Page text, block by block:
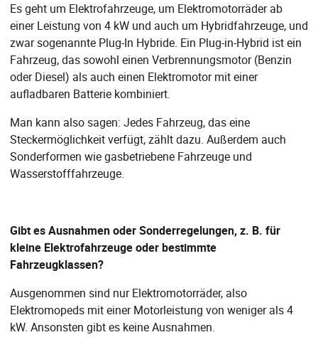
Es geht um Elektrofahrzeuge, um Elektromotorräder ab
einer Leistung von 4 kW und auch um Hybridfahrzeuge, und
zwar sogenannte Plug-In Hybride. Ein Plug-in-Hybrid ist ein
Fahrzeug, das sowohl einen Verbrennungsmotor (Benzin
oder Diesel) als auch einen Elektromotor mit einer
aufladbaren Batterie kombiniert.
Man kann also sagen: Jedes Fahrzeug, das eine
Steckermöglichkeit verfügt, zählt dazu. Außerdem auch
Sonderformen wie gasbetriebene Fahrzeuge und
Wasserstofffahrzeuge.
Gibt es Ausnahmen oder Sonderregelungen, z. B. für
kleine Elektrofahrzeuge oder bestimmte
Fahrzeugklassen?
Ausgenommen sind nur Elektromotorräder, also
Elektromopeds mit einer Motorleistung von weniger als 4
kW. Ansonsten gibt es keine Ausnahmen.